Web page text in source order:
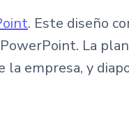
. Este diseño
La
empresa, y